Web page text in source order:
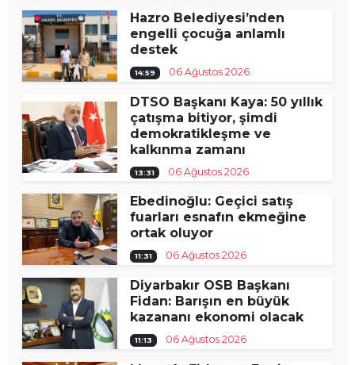
Hazro Belediyesi’nden
engelli çocuğa anlamlı
destek
14:59 06 Ağustos 2026
DTSO Başkanı Kaya: 50 yıllık
çatışma bitiyor, şimdi
demokratikleşme ve
kalkınma zamanı
13:31 06 Ağustos 2026
Ebedinoğlu: Geçici satış
fuarları esnafın ekmeğine
ortak oluyor
11:31 06 Ağustos 2026
Diyarbakır OSB Başkanı
Fidan: Barışın en büyük
kazananı ekonomi olacak
11:13 06 Ağustos 2026